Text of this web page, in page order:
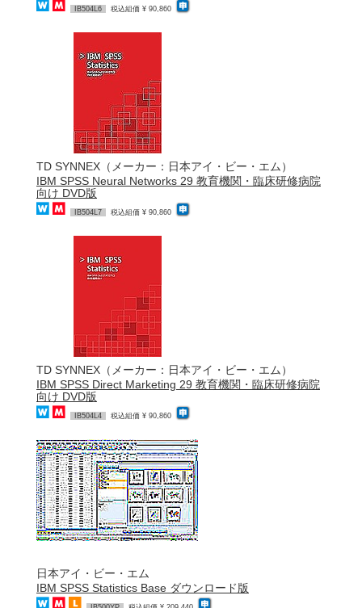
IB504L6 税込組価 ¥ 90,860
TD SYNNEX（メーカー：日本アイ・ビー・エム）
IBM SPSS Neural Networks 29 教育機関・臨床研修病院
向け DVD版
IB504L7 税込組価 ¥ 90,860
TD SYNNEX（メーカー：日本アイ・ビー・エム）
IBM SPSS Direct Marketing 29 教育機関・臨床研修病院
向け DVD版
IB504L4 税込組価 ¥ 90,860
日本アイ・ビー・エム
IBM SPSS Statistics Base ダウンロード版